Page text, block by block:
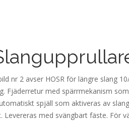
nr 2 avser HOSR för längre slang
Fjäderretur med spärrmekanism
spjäll som aktiveras av
Levereras med svängbart fäste. För